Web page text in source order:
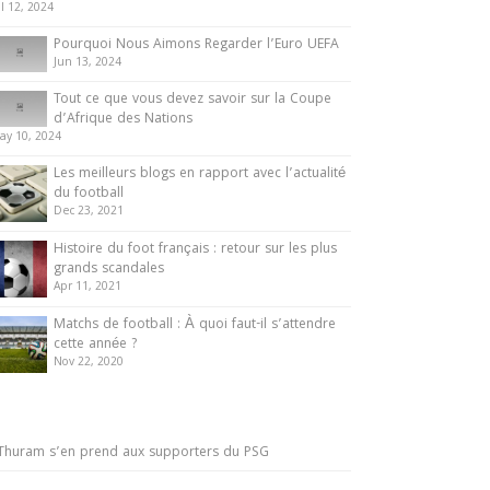
12, 2024
Pourquoi Nous Aimons Regarder l’Euro UEFA
Jun 13, 2024
Tout ce que vous devez savoir sur la Coupe
d’Afrique des Nations
10, 2024
Les meilleurs blogs en rapport avec l’actualité
du football
Dec 23, 2021
Histoire du foot français : retour sur les plus
grands scandales
Apr 11, 2021
Matchs de football : À quoi faut-il s’attendre
cette année ?
Nov 22, 2020
s’en prend aux supporters du PSG